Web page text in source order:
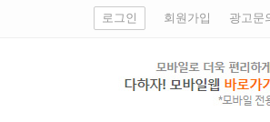
로그인 회원가입 광고문